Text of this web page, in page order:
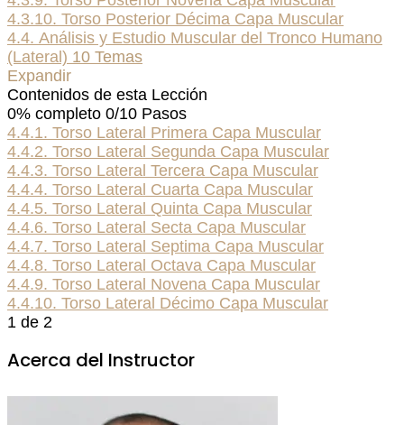
4.3.10. Torso Posterior Décima Capa Muscular
4.4. Análisis y Estudio Muscular del Tronco Humano
(Lateral) 10 Temas
Expandir
Contenidos de esta Lección
0% completo 0/10 Pasos
4.4.1. Torso Lateral Primera Capa Muscular
4.4.2. Torso Lateral Segunda Capa Muscular
4.4.3. Torso Lateral Tercera Capa Muscular
4.4.4. Torso Lateral Cuarta Capa Muscular
4.4.5. Torso Lateral Quinta Capa Muscular
4.4.6. Torso Lateral Secta Capa Muscular
4.4.7. Torso Lateral Septima Capa Muscular
4.4.8. Torso Lateral Octava Capa Muscular
4.4.9. Torso Lateral Novena Capa Muscular
4.4.10. Torso Lateral Décimo Capa Muscular
1 de 2
Acerca del Instructor